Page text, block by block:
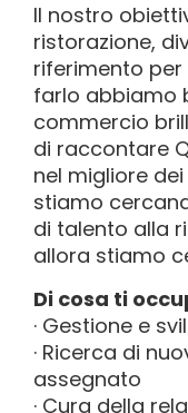
Il nostro
ristorazione,
riferimento per
farlo abbiamo
commercio
di raccontare
nel migliore
stiamo
di talento alla
allora stiamo
Di cosa ti
· Gestione e
· Ricerca di
assegnato
· Cura della